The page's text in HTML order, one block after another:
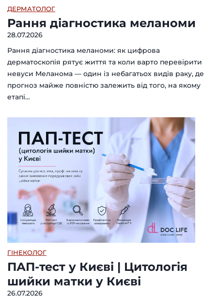
ДЕРМАТОЛОГ
Рання діагностика меланоми
28.07.2026
Рання діагностика меланоми: як цифрова
дерматоскопія рятує життя та коли варто перевірити
невуси Меланома — один із небагатьох видів раку, де
прогноз майже повністю залежить від того, на якому
етапі…
ГІНЕКОЛОГ
ПАП-тест у Києві | Цитологія
шийки матки у Києві
26.07.2026